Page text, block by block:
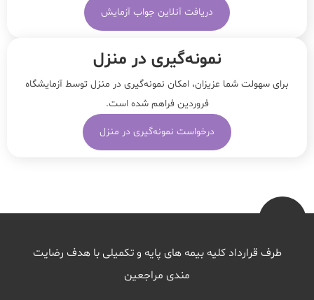
دریافت آنلاین جواب آزمایش
نمونه‌‌گیری در منزل
برای سهولت شما عزیزان، امکان نمونه‌گیری در منزل توسط آزمایشگاه
فروردین فراهم شده است.
درخواست نمونه‌گیری در منزل
طرف قرارداد کلیه بیمه های پایه و تکمیلی با هدف رضایت
مندی مراجعین